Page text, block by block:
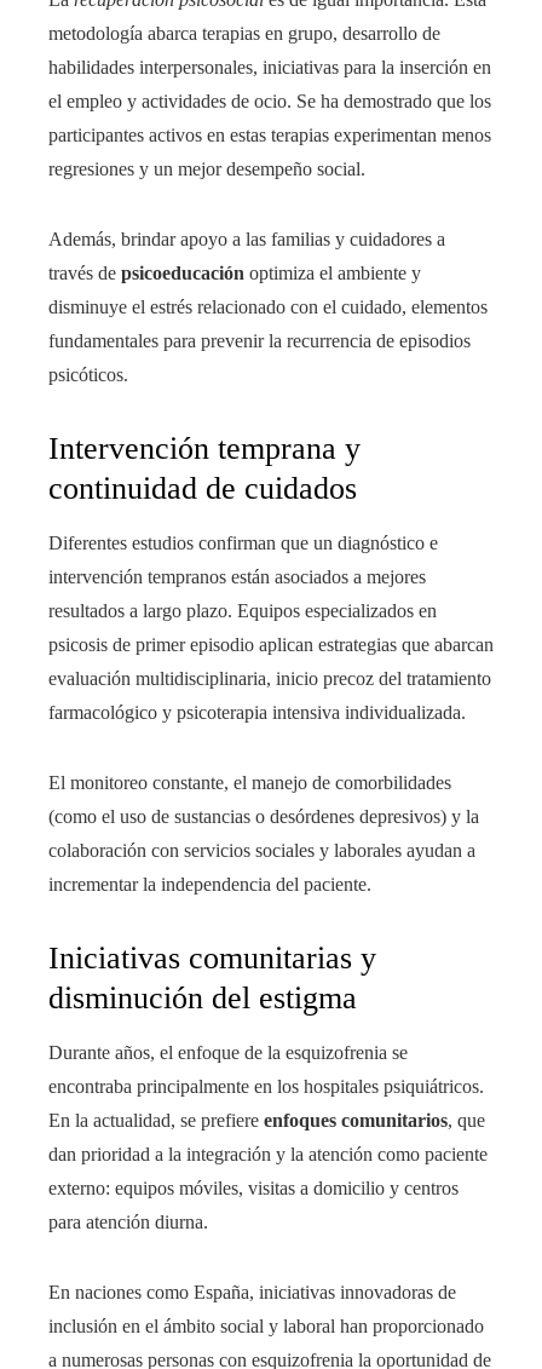
metodología abarca terapias en grupo, desarrollo de
habilidades interpersonales, iniciativas para la inserción en
el empleo y actividades de ocio. Se ha demostrado que los
participantes activos en estas terapias experimentan menos
regresiones y un mejor desempeño social.
Además, brindar apoyo a las familias y cuidadores a
través de psicoeducación optimiza el ambiente y
disminuye el estrés relacionado con el cuidado, elementos
fundamentales para prevenir la recurrencia de episodios
psicóticos.
Intervención temprana y
continuidad de cuidados
Diferentes estudios confirman que un diagnóstico e
intervención tempranos están asociados a mejores
resultados a largo plazo. Equipos especializados en
psicosis de primer episodio aplican estrategias que abarcan
evaluación multidisciplinaria, inicio precoz del tratamiento
farmacológico y psicoterapia intensiva individualizada.
El monitoreo constante, el manejo de comorbilidades
(como el uso de sustancias o desórdenes depresivos) y la
colaboración con servicios sociales y laborales ayudan a
incrementar la independencia del paciente.
Iniciativas comunitarias y
disminución del estigma
Durante años, el enfoque de la esquizofrenia se
encontraba principalmente en los hospitales psiquiátricos.
En la actualidad, se prefiere enfoques comunitarios, que
dan prioridad a la integración y la atención como paciente
externo: equipos móviles, visitas a domicilio y centros
para atención diurna.
En naciones como España, iniciativas innovadoras de
inclusión en el ámbito social y laboral han proporcionado
a numerosas personas con esquizofrenia la oportunidad de